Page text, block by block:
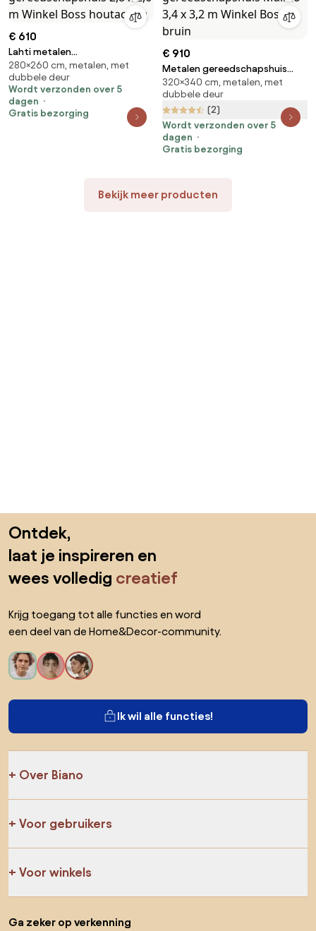
€ 610
Lahti metalen
gereedschapshuis 2,8 x 2,6 m
Winkel Boss houtachtig
280×260 cm, metalen, met
dubbele deur
Wordt verzonden over 5
dagen
Gratis bezorging
€ 910
Metalen gereedschapshuis
Malmo 3,4 x 3,2 m Winkel Boss
bruin
320×340 cm, metalen, met
dubbele deur
(2)
Wordt verzonden over 5
dagen
Gratis bezorging
Bekijk meer producten
Ontdek,
laat je inspireren en
wees volledig creatief
Krijg toegang tot alle functies en word
een deel van de Home&Decor-community.
Ik wil alle functies!
Over Biano
Voor gebruikers
Voor winkels
Ga zeker op verkenning